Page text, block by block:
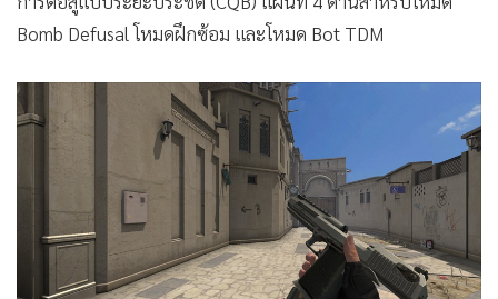
Bomb Defusal โหมดฝึกซ้อม และโหมด Bot TDM